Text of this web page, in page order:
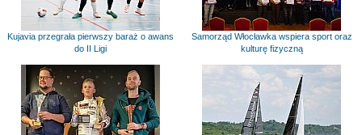
Kujavia przegrała pierwszy baraż o awans
do II Ligi
Samorząd Włocławka wspiera sport oraz
kulturę fizyczną